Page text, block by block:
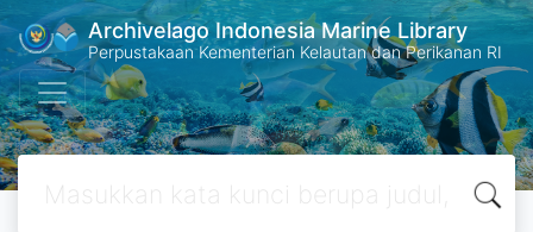
Archivelago Indonesia Marine Library
Perpustakaan Kementerian Kelautan dan Perikanan RI